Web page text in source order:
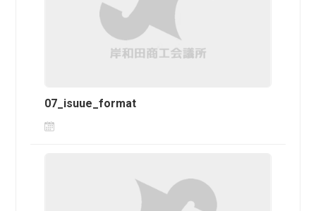
07_isuue_format